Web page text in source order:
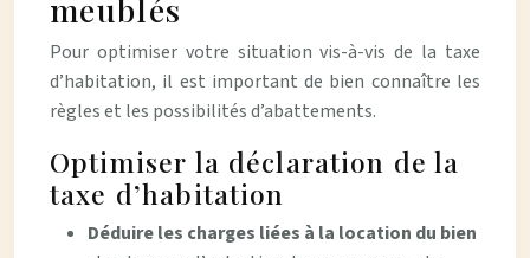
meublés
Pour optimiser votre situation vis-à-vis de la taxe
d’habitation, il est important de bien connaître les
règles et les possibilités d’abattements.
Optimiser la déclaration de la
taxe d’habitation
Déduire les charges liées à la location du bien